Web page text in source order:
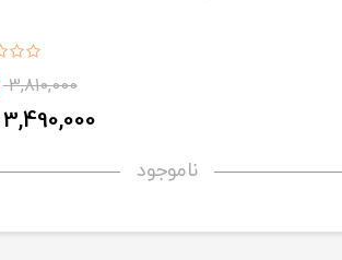
3,810,000
3,490,000
ناموجود